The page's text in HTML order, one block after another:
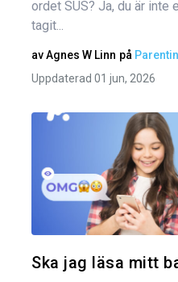
ordet SUS? Ja, du är inte
tagit...
avAgnes W Linn på
Uppdaterad 01 jun, 2026
Ska jag läsa mitt